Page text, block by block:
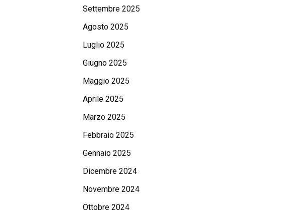
Settembre 2025
Agosto 2025
Luglio 2025
Giugno 2025
Maggio 2025
Aprile 2025
Marzo 2025
Febbraio 2025
Gennaio 2025
Dicembre 2024
Novembre 2024
Ottobre 2024